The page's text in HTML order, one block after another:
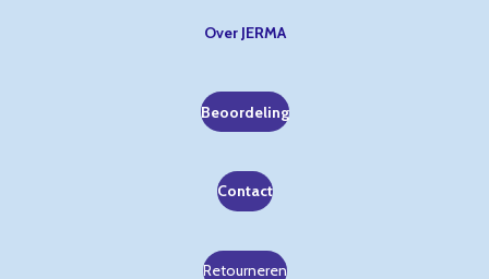
Over JERMA
Beoordeling
Contact
Retourneren